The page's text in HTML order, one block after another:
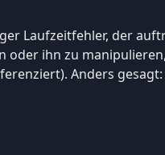
Laufzeitfehler, der
oder ihn zu
Anders